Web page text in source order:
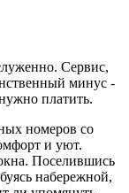
Сервис,
минус -
платить.
номеров со
и уют.
Поселившись
набережной,